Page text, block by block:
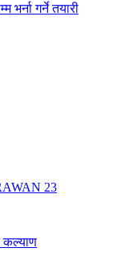
गर्ने तयारी
23
कल्याण